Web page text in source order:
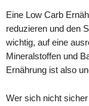
Eine Low Carb
reduzieren und den
wichtig, auf eine
Mineralstoffen und
Ernährung ist also
Wer sich nicht